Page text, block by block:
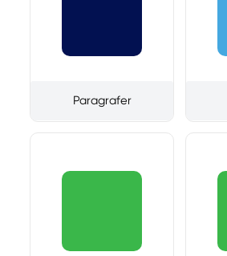
Paragrafer